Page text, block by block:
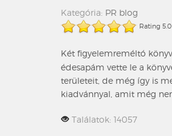
Kategória: PR blog
Rating
Két figyelemreméltó
édesapám vette le a
területeit, de még így is
kiadvánnyal, amit még
Találatok: 14057